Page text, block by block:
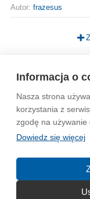
Informacja o
Nasza strona
korzystania z
zgodę na używanie
Dowiedz się więcej
Autor: frazesus
Wytyczne dla
Reklama